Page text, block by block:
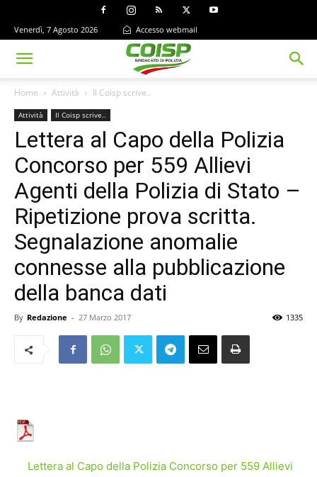
Venerdì, 7 Agosto 2026 Accesso webmail
Home Attività Il Coisp scrive..
Attività Il Coisp scrive..
Lettera al Capo della Polizia
Concorso per 559 Allievi
Agenti della Polizia di Stato –
Ripetizione prova scritta.
Segnalazione anomalie
connesse alla pubblicazione
della banca dati
By Redazione - 27 Marzo 2017 1335
Lettera al Capo della Polizia Concorso per 559 Allievi